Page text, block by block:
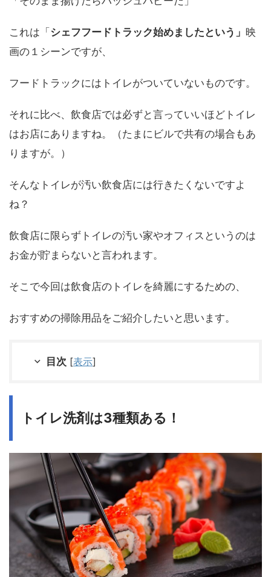
これは「シェフフードトラック始めましたという」 映
画の１シーンですが、
フードトラックにはトイレがついていないものです。
それに比べ、飲食店では必ずと言っていいほどトイレ
はお店にありますね。（たまにビルで共有の場合もあ
りますが。）
そんなトイレが汚い飲食店には行きたくないですよ
ね？
飲食店に限らずトイレの汚い家やオフィスというのは
お金が貯まらないと言われます。
そこで今回は飲食店のトイレを綺麗にするための、
おすすめの掃除用品をご紹介したいと思います。
目次 [表示]
トイレ洗剤は3種類ある！